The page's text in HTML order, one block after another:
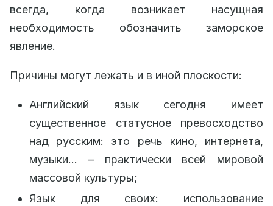
всегда, когда возникает насущная
необходимость обозначить заморское
явление.
Причины могут лежать и в иной плоскости:
Английский язык сегодня имеет
существенное статусное превосходство
над русским: это речь кино, интернета,
музыки… – практически всей мировой
массовой культуры;
Язык для своих: использование